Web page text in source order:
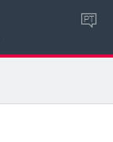
PT